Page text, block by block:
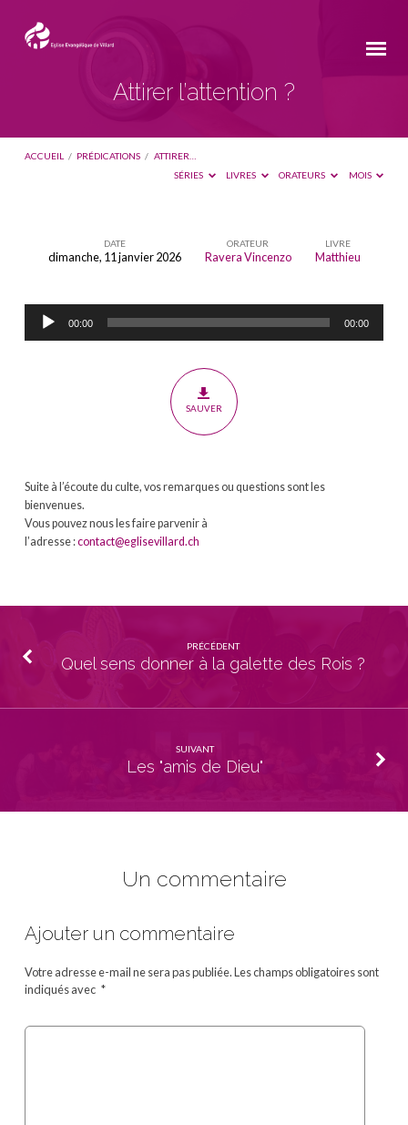
Attirer l’attention ?
ACCUEIL / PRÉDICATIONS / ATTIRER…
SÉRIES
LIVRES ORATEURS MOIS
DATE
dimanche, 11 janvier 2026
ORATEUR
Ravera Vincenzo
LIVRE
Matthieu
Lecteur
audio
00:00 00:00
SAUVER
Suite à l’écoute du culte, vos remarques ou questions sont les
bienvenues.
Vous pouvez nous les faire parvenir à
l’adresse :contact@eglisevillard.ch
PRÉCÉDENT
Quel sens donner à la galette des Rois ?
SUIVANT
Les "amis de Dieu"
Un commentaire
Ajouter un commentaire
Votre adresse e-mail ne sera pas publiée.Les champs obligatoires sont
indiqués avec *